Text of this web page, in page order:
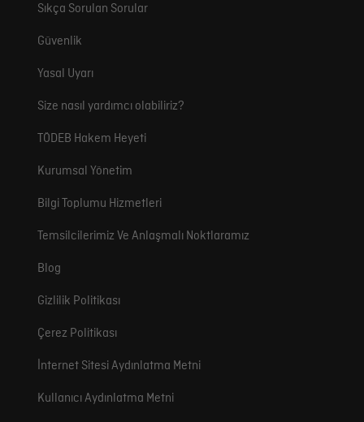
Sıkça Sorulan Sorular
Güvenlik
Yasal Uyarı
Size nasıl yardımcı olabiliriz?
TÖDEB Hakem Heyeti
Kurumsal Yönetim
Bilgi Toplumu Hizmetleri
Temsilcilerimiz Ve Anlaşmalı Noktlaramız
Blog
Gizlilik Politikası
Çerez Politikası
İnternet Sitesi Aydınlatma Metni
Kullanıcı Aydınlatma Metni